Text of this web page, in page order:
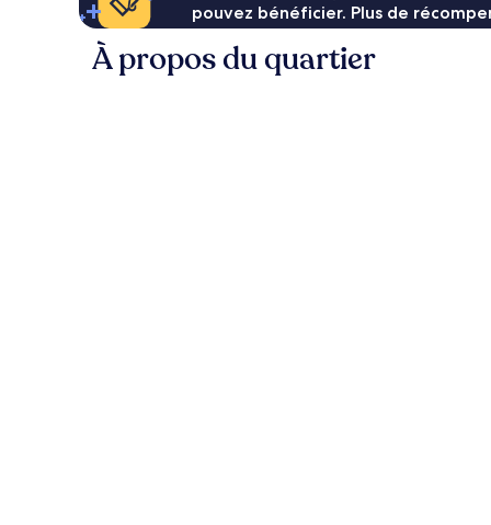
pouvez bénéficier. Plus de
À propos du quartier